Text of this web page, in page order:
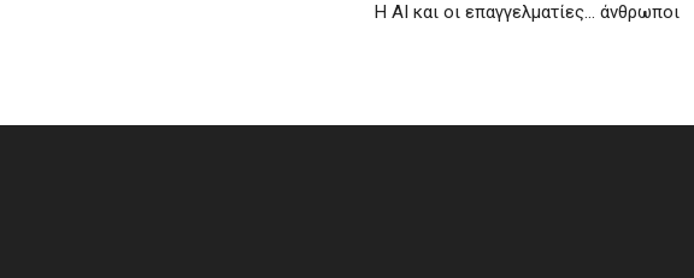
Η ΑΙ και οι επαγγελματίες… άνθρωποι